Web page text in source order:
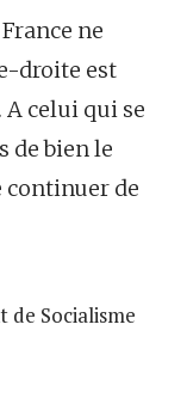
ne
droite est
celui qui se
de bien le
continuer de
de Socialisme